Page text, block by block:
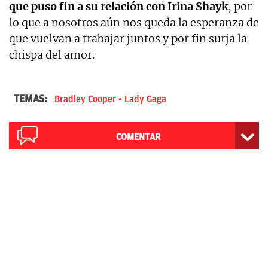
que puso fin a su relación con Irina Shayk, por
lo que a nosotros aún nos queda la esperanza de
que vuelvan a trabajar juntos y por fin surja la
chispa del amor.
TEMAS: Bradley Cooper Lady Gaga
COMENTAR